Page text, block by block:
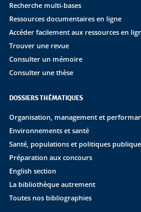
Recherche multi-bases
Ressources documentaires en ligne
Accéder facilement aux ressources en
Trouver une revue
Consulter un mémoire
Consulter une thèse
DOSSIERS THÉMATIQUES
Organisation, management et
Environnements et santé
Santé, populations et politiques
Préparation aux concours
English section
La bibliothèque autrement
Toutes nos bibliographies